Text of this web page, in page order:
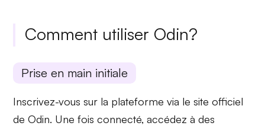
Comment utiliser Odin?
Prise en main initiale
Inscrivez-vous sur la plateforme via le site officiel
de Odin. Une fois connecté, accédez à des